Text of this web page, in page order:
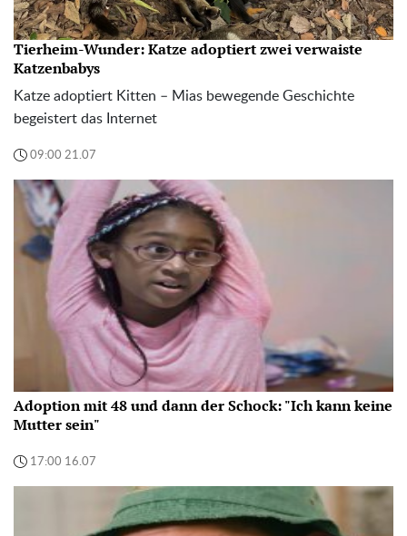
Tierheim-Wunder: Katze adoptiert zwei verwaiste
Katzenbabys
Katze adoptiert Kitten – Mias bewegende Geschichte
begeistert das Internet
09:00 21.07
Adoption mit 48 und dann der Schock: "Ich kann keine
Mutter sein"
17:00 16.07